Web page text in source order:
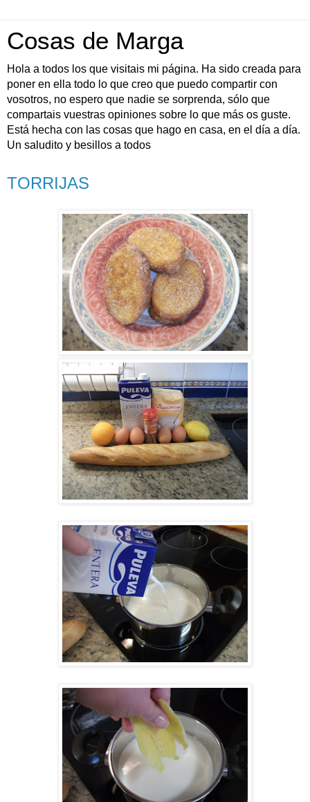
Cosas de Marga
Hola a todos los que visitais mi página. Ha sido creada para
poner en ella todo lo que creo que puedo compartir con
vosotros, no espero que nadie se sorprenda, sólo que
compartais vuestras opiniones sobre lo que más os guste.
Está hecha con las cosas que hago en casa, en el día a día.
Un saludito y besillos a todos
TORRIJAS